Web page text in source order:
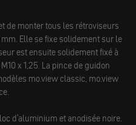
de monter tous les rétroviseurs
Elle se fixe solidement sur le
est ensuite solidement fixé à
x 1,25. La pince de guidon
mo.view classic, mo.view
d'aluminium et anodisée noire.